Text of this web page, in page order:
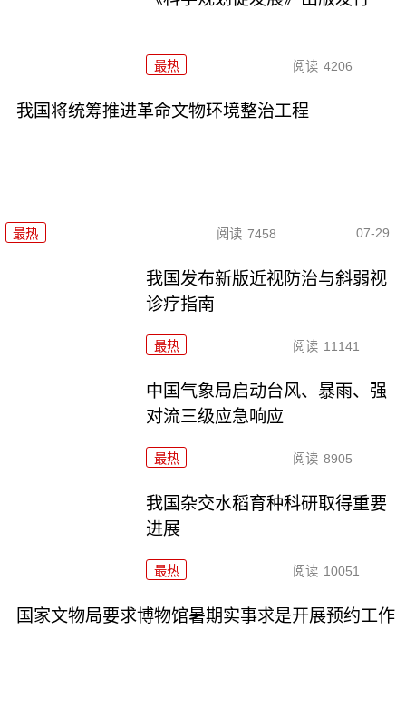
最热 阅读 4206
我国将统筹推进革命文物环境整治工程
最热 阅读 7458 07-29
我国发布新版近视防治与斜弱视
诊疗指南
最热 阅读 11141
中国气象局启动台风、暴雨、强
对流三级应急响应
最热 阅读 8905
我国杂交水稻育种科研取得重要
进展
最热 阅读 10051
国家文物局要求博物馆暑期实事求是开展预约工作